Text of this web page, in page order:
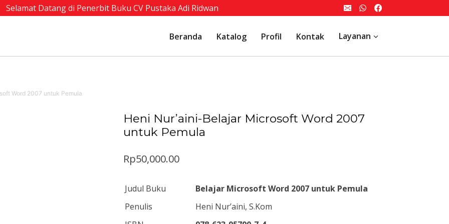
Selamat Datang di Penerbit Buku CV Pustaka Adi Ridwan
Beranda Katalog Profil Kontak Layanan
Word 2007 untuk Pemula
Heni Nur’aini-Belajar Microsoft Word 2007
untuk Pemula
Rp50,000.00
Judul Buku
Belajar Microsoft Word 2007 untuk Pemula
Penulis
Heni Nur’aini, S.Kom